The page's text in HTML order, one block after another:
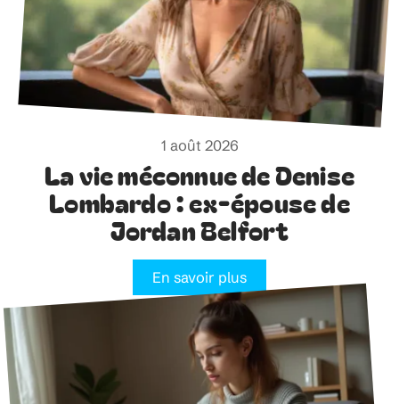
1 août 2026
La vie méconnue de Denise
Lombardo : ex-épouse de
Jordan Belfort
En savoir plus